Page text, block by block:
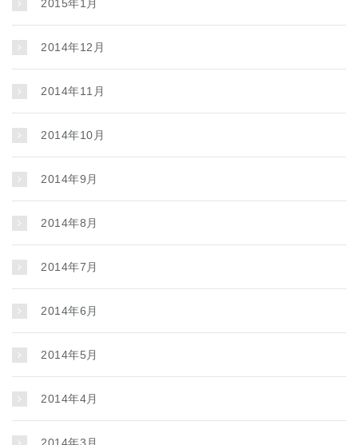
2015年1月
2014年12月
2014年11月
2014年10月
2014年9月
2014年8月
2014年7月
2014年6月
2014年5月
2014年4月
2014年3月